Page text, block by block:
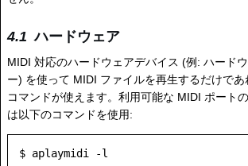
ハードウェア
MIDI 対応のハードウェアデバイス (例: ハード
ー) を使って MIDI ファイルを再生するだけであ
コマンドが使えます。利用可能な MIDI ポート
は以下のコマンドを使用: